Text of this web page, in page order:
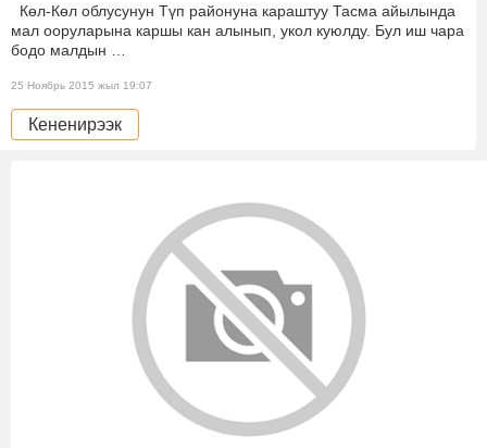
Көл-Көл облусунун Түп районуна караштуу Тасма айылында
мал ооруларына каршы кан алынып, укол куюлду. Бул иш чара
бодо малдын …
25 Ноябрь 2015 жыл 19:07
Кененирээк